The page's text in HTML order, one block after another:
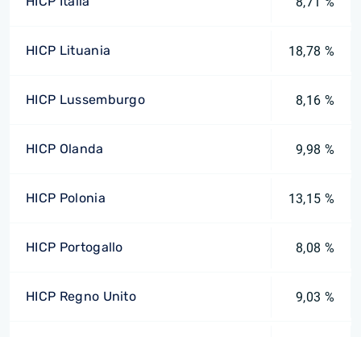
HICP Lituania 18,78 %
HICP Lussemburgo 8,16 %
HICP Olanda 9,98 %
HICP Polonia 13,15 %
HICP Portogallo 8,08 %
HICP Regno Unito 9,03 %